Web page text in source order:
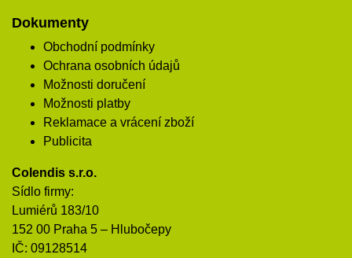
Dokumenty
Obchodní podmínky
Ochrana osobních údajů
Možnosti doručení
Možnosti platby
Reklamace a vrácení zboží
Publicita
Colendis s.r.o.
Sídlo firmy:
Lumiérů 183/10
152 00 Praha 5 – Hlubočepy
IČ: 09128514